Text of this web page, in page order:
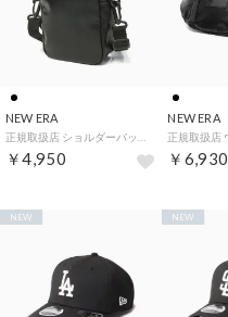
NEW ERA
￥4,950
NEW ERA
￥6,930
NEW NEW